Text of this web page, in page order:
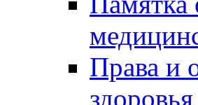
Права и
здоровья